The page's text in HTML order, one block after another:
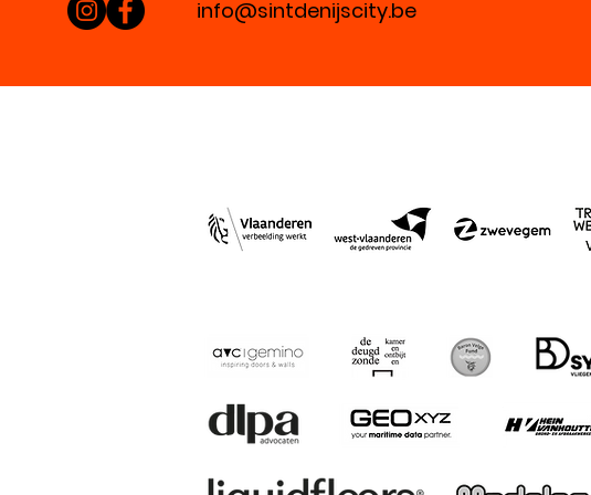
info@sintdenijscity.be